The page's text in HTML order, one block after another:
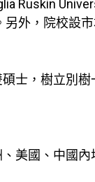
Ruskin
外，院校設
士，樹立別樹
美國、中國